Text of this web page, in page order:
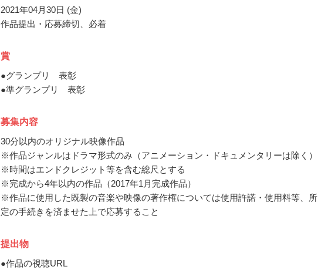
2021年04月30日 (金)
作品提出・応募締切、必着
賞
●グランプリ 表彰
●準グランプリ 表彰
募集内容
30分以内のオリジナル映像作品
※作品ジャンルはドラマ形式のみ（アニメーション・ドキュメンタリーは除く）
※時間はエンドクレジット等を含む総尺とする
※完成から4年以内の作品（2017年1月完成作品）
※作品に使用した既製の音楽や映像の著作権については使用許諾・使用料等、所
定の手続きを済ませた上で応募すること
提出物
●作品の視聴URL